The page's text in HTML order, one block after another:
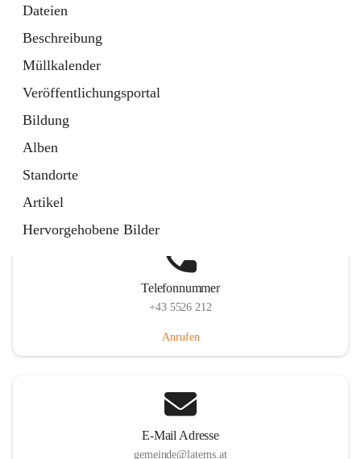
Dateien
Beschreibung
Müllkalender
Veröffentlichungsportal
Bildung
Alben
Standorte
Artikel
Hervorgehobene Bilder
Telefonnummer
+43 5526 212
Anrufen
E-Mail Adresse
gemeinde@laterns.at